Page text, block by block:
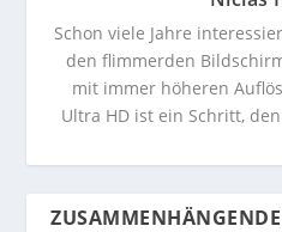
Schon viele Jahre
den flimmerden
mit immer höheren
Ultra HD ist ein Schritt,